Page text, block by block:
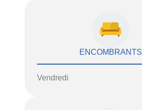
ENCOMBRANTS
Vendredi